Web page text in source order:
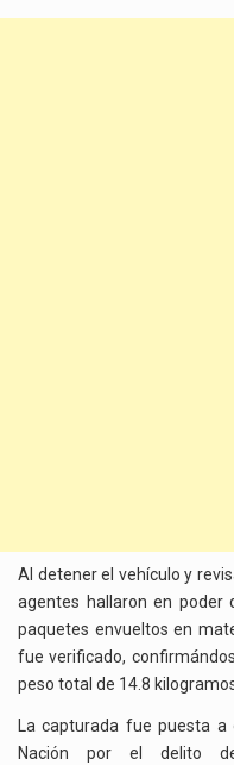
Al detener el vehículo y
agentes hallaron en
paquetes envueltos en
fue verificado,
peso total de 14.8
La capturada fue puesta a
Nación por el delito